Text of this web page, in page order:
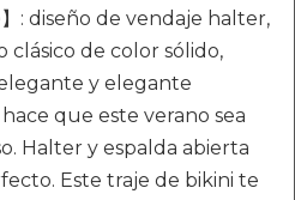
: diseño de vendaje halter,
clásico de color sólido,
y elegante
que este verano sea
Halter y espalda abierta
Este traje de bikini te